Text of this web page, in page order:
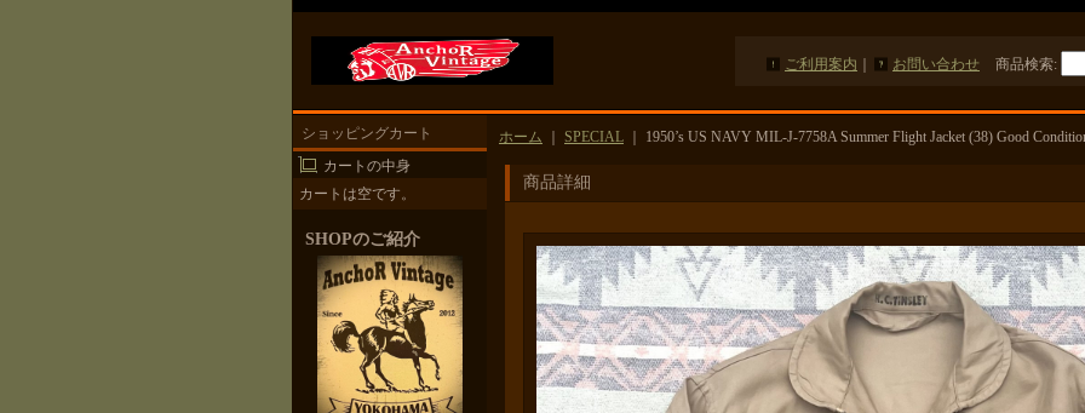
ご利用案内 お問い合わせ 商品検索:
ショッピングカート
カートの中身
カートは空です。
SHOPのご紹介
ホーム SPECIAL 1950’s US NAVY MIL-J-7758A Summer Flight Jacket (38) Good
商品詳細